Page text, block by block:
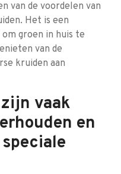
van de voordelen van
Het is een
groen in huis te
van de
kruiden aan
vaak
en